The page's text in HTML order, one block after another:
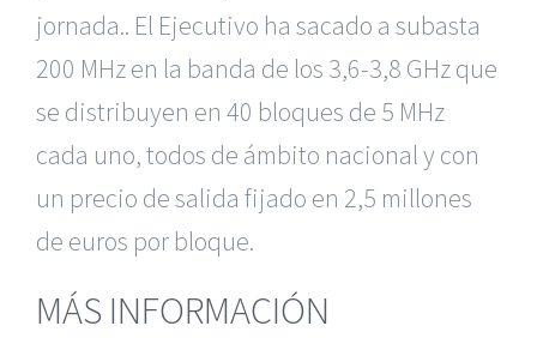
jornada.. El Ejecutivo ha sacado a subasta
200 MHz en la banda de los 3,6-3,8 GHz que
se distribuyen en 40 bloques de 5 MHz
cada uno, todos de ámbito nacional y con
un precio de salida fijado en 2,5 millones
de euros por bloque.
MÁS INFORMACIÓN
Reclamación de Accidentes en Alicante
de Accidentes en Madrid|